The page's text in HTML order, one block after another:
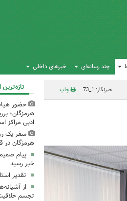
چند رسانه‌ای خبرهای داخلی
خبرنگار: 1_73 چاپ
حضور
هرمزگان؛
ادبی مراکز
سفر یک
هرمزگان در
پیام
خبر رسید
تقدیر
از
تجسم